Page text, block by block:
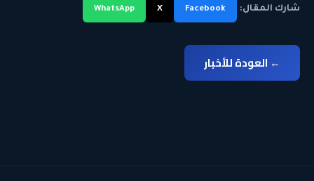
شارك المقال: Facebook
X
WhatsApp
← العودة للأخبار